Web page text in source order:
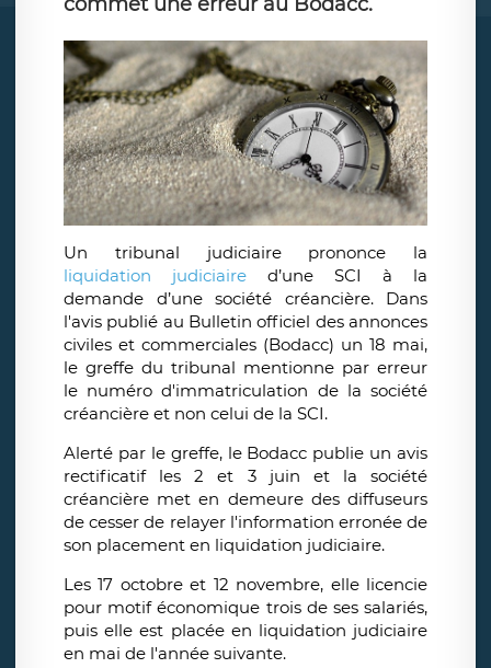
Un tribunal judiciaire prononce la
liquidation judiciaire d’une SCI à la
demande d’une société créancière. Dans
l'avis publié au Bulletin officiel des annonces
civiles et commerciales (Bodacc) un 18 mai,
le greffe du tribunal mentionne par erreur
le numéro d'immatriculation de la société
créancière et non celui de la SCI.
Alerté par le greffe, le Bodacc publie un avis
rectificatif les 2 et 3 juin et la société
créancière met en demeure des diffuseurs
de cesser de relayer l'information erronée de
son placement en liquidation judiciaire.
Les 17 octobre et 12 novembre, elle licencie
pour motif économique trois de ses salariés,
puis elle est placée en liquidation judiciaire
en mai de l'année suivante.